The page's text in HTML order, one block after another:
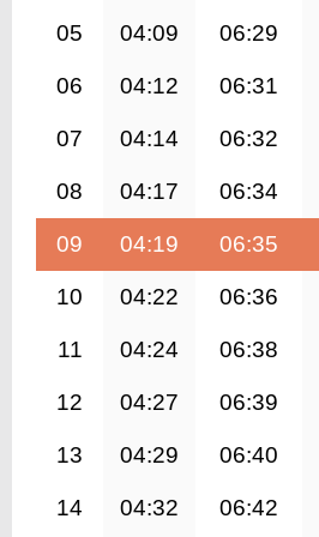
05 04:09 06:29
06 04:12 06:31
07 04:14 06:32
08 04:17 06:34
09 04:19 06:35
10 04:22 06:36
11 04:24 06:38
12 04:27 06:39
13 04:29 06:40
14 04:32 06:42